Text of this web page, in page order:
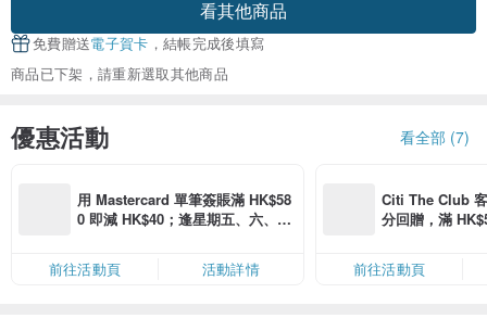
看其他商品
免費贈送電子賀卡 ，結帳完成後填寫
商品已下架，請重新選取其他商品
優惠活動 看全部 (7)
用 Mastercard 單筆簽賬滿 HK$58
0 即減 HK$40；逢星期五、六、日
限，額滿即止，僅限「常用信用
卡」結帳）
前往活動頁 活動詳情
Citi The Club
分回贈，滿
前往活動頁